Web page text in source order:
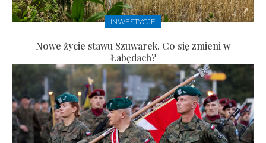
INWESTYCJE
Nowe życie stawu Szuwarek. Co się zmieni w
Łabędach?